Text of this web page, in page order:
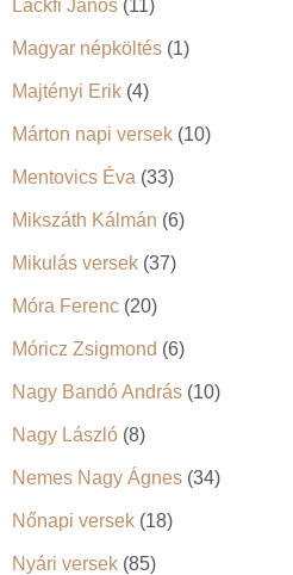
Lackfi János (11)
Magyar népköltés (1)
Majtényi Erik (4)
Márton napi versek (10)
Mentovics Éva (33)
Mikszáth Kálmán (6)
Mikulás versek (37)
Móra Ferenc (20)
Móricz Zsigmond (6)
Nagy Bandó András (10)
Nagy László (8)
Nemes Nagy Ágnes (34)
Nőnapi versek (18)
Nyári versek (85)